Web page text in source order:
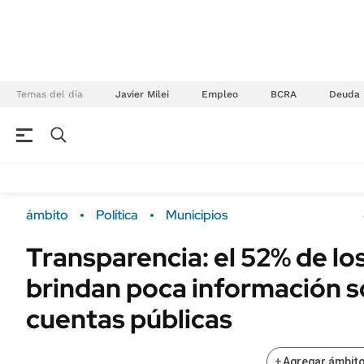
Temas del día Javier Milei Empleo BCRA Deuda
Campo
FINANZAS
Dólar
Sustentabilidad
Seguros
POLÍTICA
ámbito Política Municipios
Transparencia: el 52% de
brindan poca información
cuentas públicas